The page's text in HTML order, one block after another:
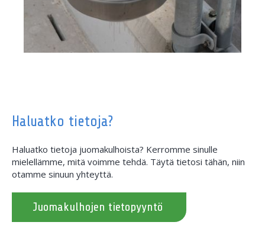
Haluatko tietoja?
Haluatko tietoja juomakulhoista? Kerromme sinulle
mielellämme, mitä voimme tehdä. Täytä tietosi tähän, niin
otamme sinuun yhteyttä.
Juomakulhojen tietopyyntö